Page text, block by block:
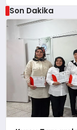
Son Dakika